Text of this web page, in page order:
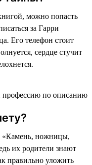
можно попасть
за Гарри
Его телефон стоит
сердце стучит
«Камень, ножницы,
их родители знают
правильно уложить